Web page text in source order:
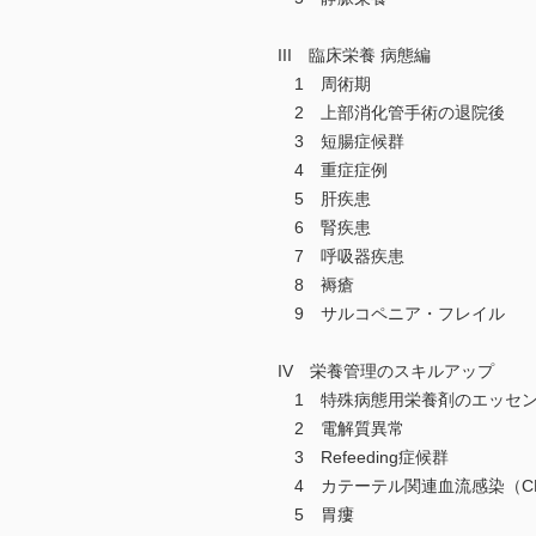
III 臨床栄養 病態編
1 周術期
2 上部消化管手術の退院後
3 短腸症候群
4 重症症例
5 肝疾患
6 腎疾患
7 呼吸器疾患
8 褥瘡
9 サルコペニア・フレイル
IV 栄養管理のスキルアップ
1 特殊病態用栄養剤のエッセ
2 電解質異常
3 Refeeding症候群
4 カテーテル関連血流感染（
5 胃瘻